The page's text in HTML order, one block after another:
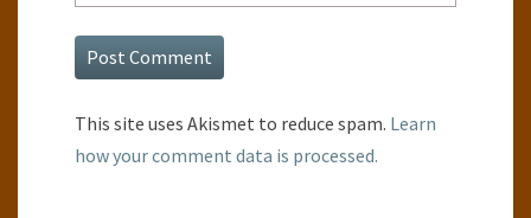
This site uses Akismet to reduce spam. Learn
how your comment data is processed.